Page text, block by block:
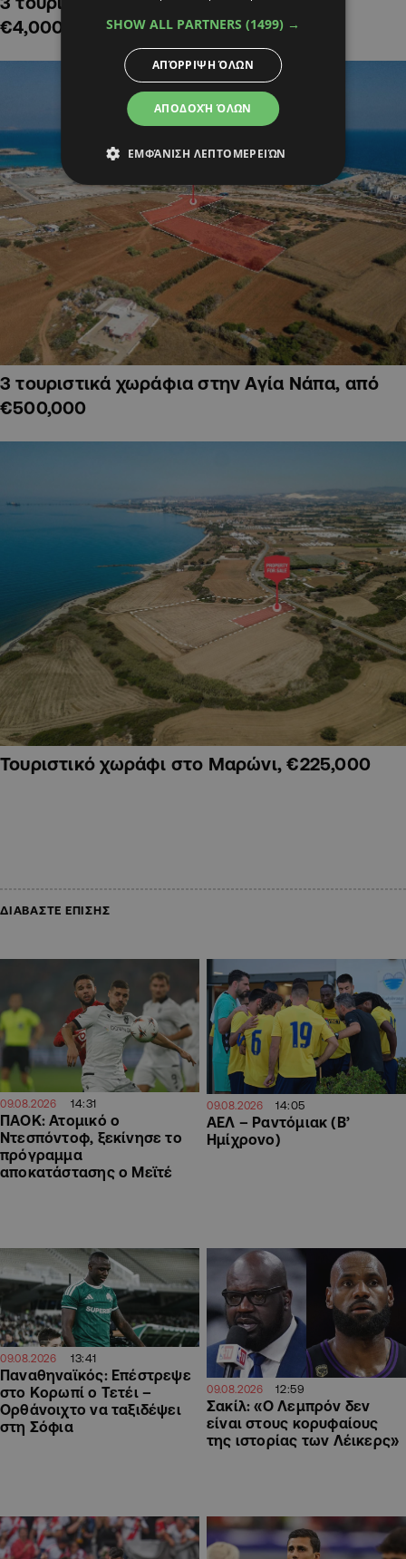
€4,000,000
3 τουριστικά χωράφια στην Αγία Νάπα, από
€500,000
Τουριστικό χωράφι στο Μαρώνι, €225,000
ΔΙΑΒΑΣΤΕ ΕΠΙΣΗΣ
09.08.2026 14:31
ΠΑΟΚ: Ατομικό ο
Ντεσπόντοφ, ξεκίνησε το
πρόγραμμα
αποκατάστασης ο Μεϊτέ
09.08.2026 14:05
ΑΕΛ – Ραντόμιακ (Β’
Ημίχρονο)
09.08.2026 13:41
Παναθηναϊκός: Επέστρεψε
στο Κορωπί ο Τετέι –
Ορθάνοιχτο να ταξιδέψει
στη Σόφια
09.08.2026 12:59
Σακίλ: «Ο Λεμπρόν δεν
είναι στους κορυφαίους
της ιστορίας των Λέικερς»
SHOW ALL PARTNERS (1499) →
ΑΠΟΔΟΧΉ ΌΛΩΝ
ΑΠΌΡΡΙΨΗ ΌΛΩΝ
ΕΜΦΆΝΙΣΗ ΛΕΠΤΟΜΕΡΕΙΏΝ